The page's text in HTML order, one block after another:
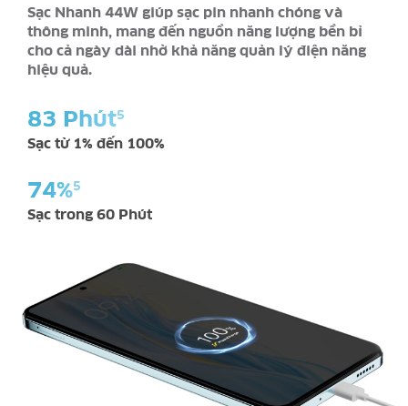
Sạc Nhanh 44W giúp sạc pin nhanh chóng và
thông minh, mang đến nguồn năng lượng bền bỉ
cho cả ngày dài nhờ khả năng quản lý điện năng
hiệu quả.
83 Phút5
Sạc từ 1% đến 100%
74%5
Sạc trong 60 Phút